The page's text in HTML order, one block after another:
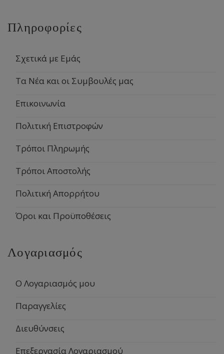
Πληροφορίες
Σχετικά με Εμάς
Τα Νέα και οι Συμβουλές μας
Επικοινωνία
Πολιτική Επιστροφών
Τρόποι Πληρωμής
Τρόποι Αποστολής
Πολιτική Απορρήτου
Όροι και Προϋποθέσεις
Λογαριασμός
Ο Λογαριασμός μου
Παραγγελίες
Διευθύνσεις
Επεξεργασία Λογαριασμού